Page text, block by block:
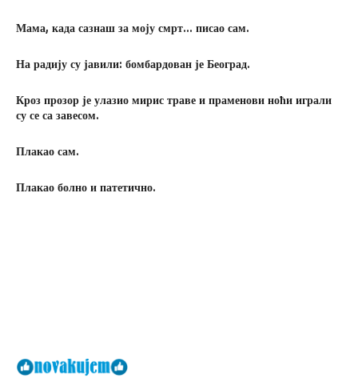
Мама, када сазнаш за моју смрт… писао сам.
На радију су јавили: бомбардован је Београд.
Кроз прозор је улазио мирис траве и праменови ноћи играли
су се са завесом.
Плакао сам.
Плакао болно и патетично.